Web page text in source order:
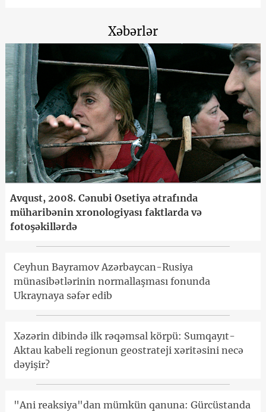
Xəbərlər
Avqust, 2008. Cənubi Osetiya ətrafında
müharibənin xronologiyası faktlarda və
fotoşəkillərdə
Ceyhun Bayramov Azərbaycan-Rusiya
münasibətlərinin normallaşması fonunda
Ukraynaya səfər edib
Xəzərin dibində ilk rəqəmsal körpü: Sumqayıt-
Aktau kabeli regionun geostrateji xəritəsini necə
dəyişir?
"Ani reaksiya"dan mümkün qanuna: Gürcüstanda